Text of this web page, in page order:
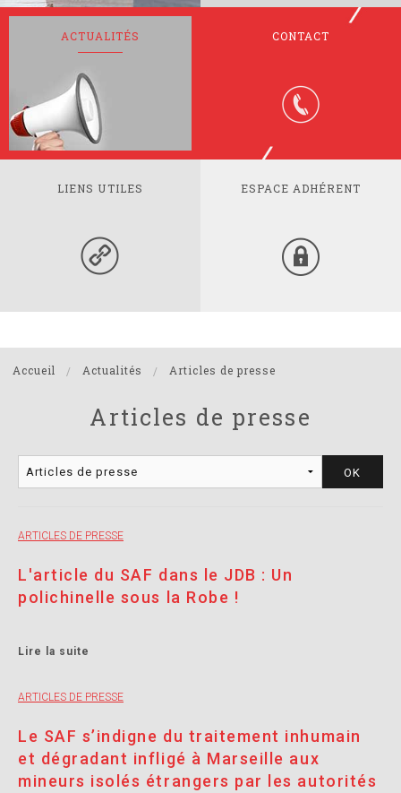
ACTUALITÉS
LIENS UTILES
CONTACT
ESPACE ADHÉRENT
Accueil Actualités Articles de presse
Articles de presse
ARTICLES DE PRESSE
L'article du SAF dans le JDB : Un
polichinelle sous la Robe !
Lire la suite
ARTICLES DE PRESSE
Le SAF s’indigne du traitement inhumain
et dégradant infligé à Marseille aux
mineurs isolés étrangers par les autorités